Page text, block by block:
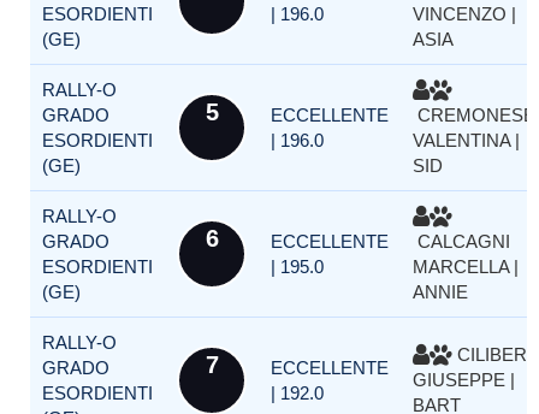
ESORDIENTI
(GE)
| 196.0
VINCENZO |
ASIA
RALLY-O
GRADO
ESORDIENTI
(GE)
5
ECCELLENTE
| 196.0
CREMONESE
VALENTINA |
SID
RALLY-O
GRADO
ESORDIENTI
(GE)
6
ECCELLENTE
| 195.0
CALCAGNI
MARCELLA |
ANNIE
RALLY-O
GRADO
ESORDIENTI
7
ECCELLENTE
| 192.0
GIUSEPPE |
BART